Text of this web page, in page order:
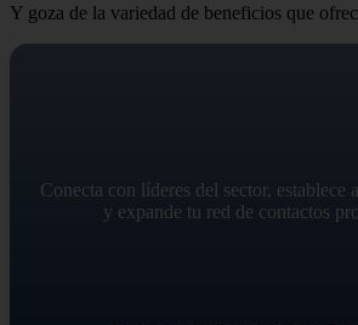
Y goza de la variedad de beneficios que
Conecta con líderes del sector, establece
y expande tu red de contactos